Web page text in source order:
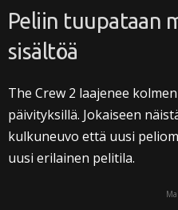
Peliin tuupataan
sisältöä
The Crew 2 laajenee
päivityksillä. Jokaiseen
kulkuneuvo että uusi
uusi erilainen pelitila.